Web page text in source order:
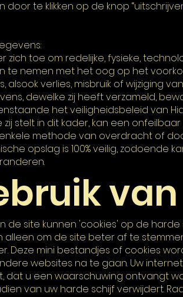
door te klikken op de knop
zich toe om redelijke, fysieke,
te nemen met het oog op het
verlies, misbruik of wijziging
dewelke zij heeft verzameld,
het veiligheidsbeleid van
stelt in dit kader, kan een
methode van overdracht of
opslag is 100% veilig, zodoende
van
de site kunnen 'cookies' op de
alleen om de site beter af te
Deze mini bestandjes of cookies
websites na te gaan. Uw
dat u een waarschuwing ontvangt
van uw harde schijf verwijdert.